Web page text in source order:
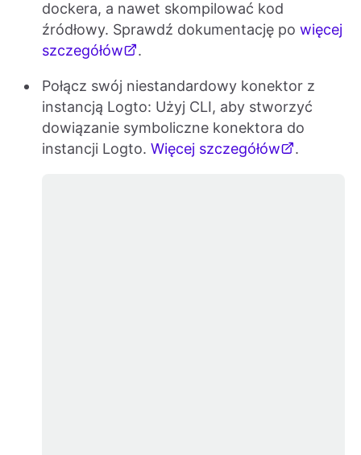
dockera, a nawet skompilować kod
źródłowy. Sprawdź dokumentację po więcej
szczegółów
.
Połącz swój niestandardowy konektor z
instancją Logto: Użyj CLI, aby stworzyć
dowiązanie symboliczne konektora do
instancji Logto. Więcej szczegółów .